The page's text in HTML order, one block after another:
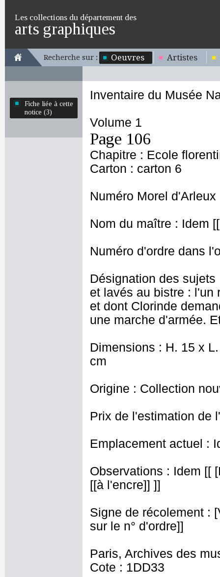
Les collections du département des
arts graphiques
Recherche sur : Oeuvres Artistes
Fiche liée à cette
notice (3)
Inventaire du Musée
Volume 1
Page 106
Chapitre : Ecole
Carton : carton 6
Numéro Morel d'Arleux
Nom du maître : Idem
Numéro d'ordre dans
Désignation des
et lavés au bistre : l'un
et dont Clorinde
une marche d'armée.
Dimensions : H. 15 x
cm
Origine : Collection
Prix de l'estimation de
Emplacement actuel :
Observations : Idem [[
[[à l'encre]] ]]
Signe de récolement :
sur le n° d'ordre]]
Paris, Archives des
Cote : 1DD33